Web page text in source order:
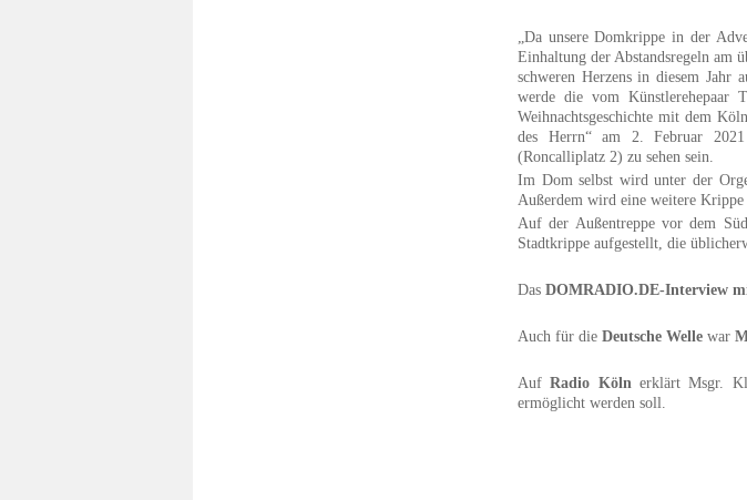
„Da unsere Domkrippe in der
Einhaltung der Abstandsregeln am
schweren Herzens in diesem Jahr
werde die vom Künstlerehepaar
Weihnachtsgeschichte mit dem
des Herrn“ am 2. Februar
(Roncalliplatz 2) zu sehen sein.
Im Dom selbst wird unter der
Außerdem wird eine weitere
Auf der Außentreppe vor dem
Stadtkrippe aufgestellt, die
Das DOMRADIO.DE-Interview
Auch für die Deutsche Welle war
AufRadio Kölnerklärt Msgr.
ermöglicht werden soll.